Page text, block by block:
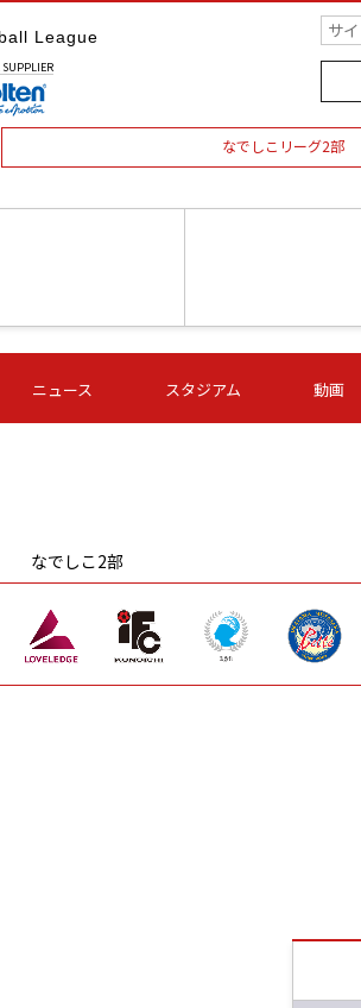
League
SUPPLIER
なでしこリーグ2部
いちご
-
第16節 09/06 (日) 15:00
-
ニュース スタジアム 動画
なでしこ2部